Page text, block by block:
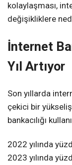
kolaylaşması,
değişikliklere
İnternet
Yıl Artıyor
Son yıllarda
çekici bir
bankacılığı
2022 yılında
2023 yılında